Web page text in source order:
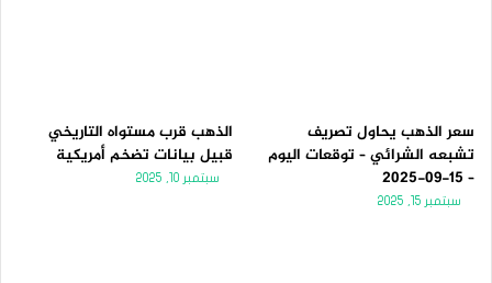
سعر الذهب يحاول تصريف
تشبعه الشرائي – توقعات اليوم
– 15-09-2025
سبتمبر 15, 2025
الذهب قرب مستواه التاريخي
قبيل بيانات تضخم أمريكية
سبتمبر 10, 2025